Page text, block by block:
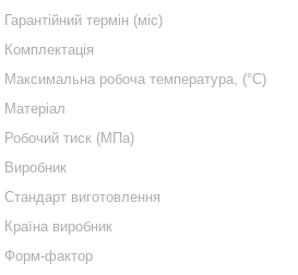
Гарантійний термін (міс)
Комплектація
Максимальна робоча температура, (°C)
Матеріал
Робочий тиск (МПа)
Виробник
Стандарт виготовлення
Країна виробник
Форм-фактор